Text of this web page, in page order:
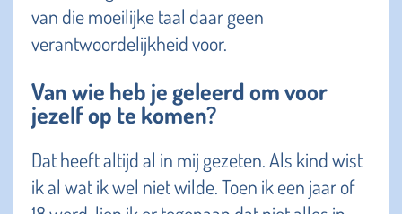
van die moeilijke taal daar geen
verantwoordelijkheid voor.
Van wie heb je geleerd om voor
jezelf op te komen?
Dat heeft altijd al in mij gezeten. Als kind wist
ik al wat ik wel niet wilde. Toen ik een jaar of